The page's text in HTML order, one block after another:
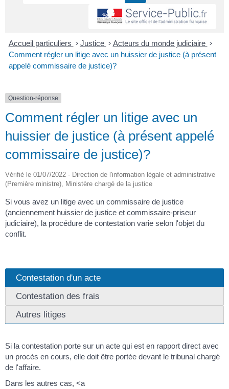
Accueil particuliers > Justice > Acteurs du monde judiciaire >
Comment régler un litige avec un huissier de justice (à présent
appelé commissaire de justice)?
Question-réponse
Comment régler un litige avec un
huissier de justice (à présent appelé
commissaire de justice)?
Vérifié le 01/07/2022 - Direction de l'information légale et administrative
(Première ministre), Ministère chargé de la justice
Si vous avez un litige avec un commissaire de justice
(anciennement huissier de justice et commissaire-priseur
judiciaire), la procédure de contestation varie selon l'objet du
conflit.
Contestation d'un acte
Contestation des frais
Autres litiges
Si la contestation porte sur un acte qui est en rapport direct avec
un procès en cours, elle doit être portée devant le tribunal chargé
de l'affaire.
Dans les autres cas, <a